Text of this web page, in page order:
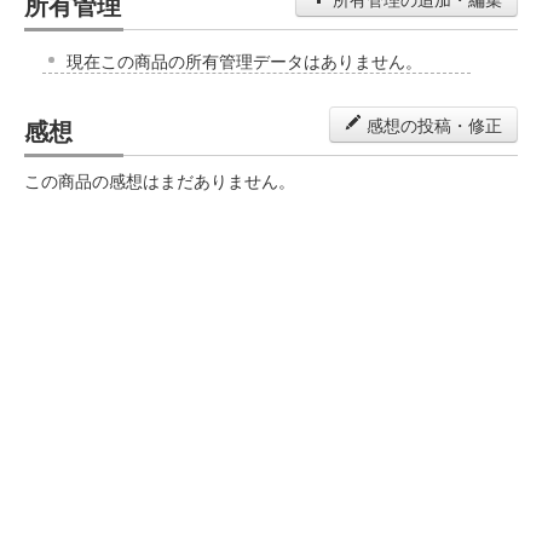
現在この商品の所有管理データはありません。
感想 感想の投稿・修正
この商品の感想はまだありません。